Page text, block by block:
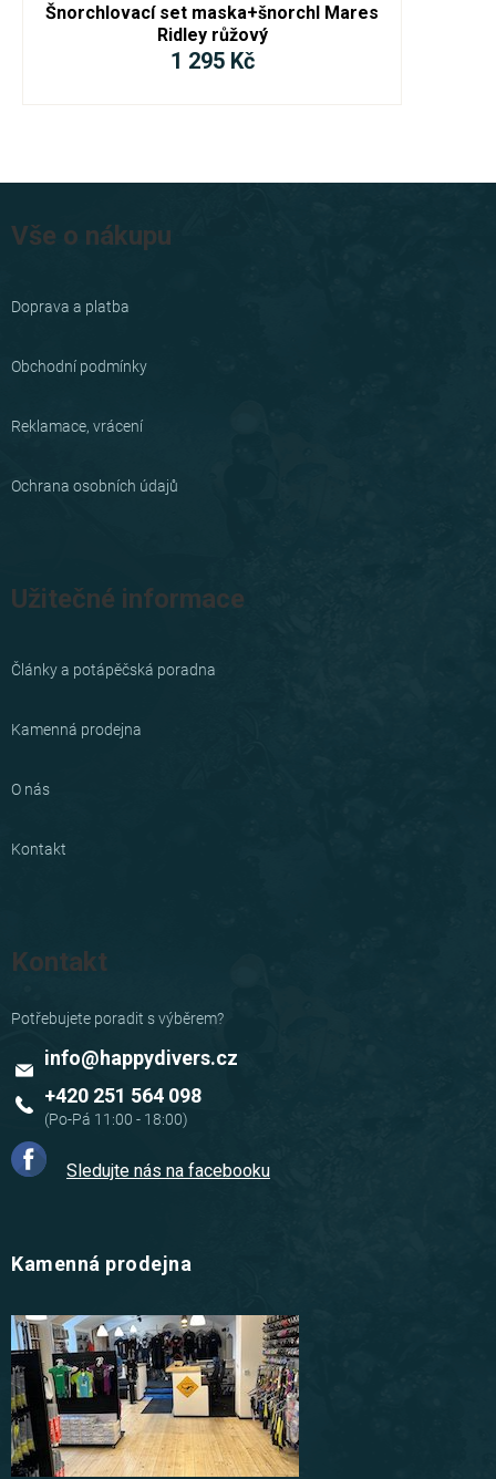
Šnorchlovací set maska+šnorchl Mares
Ridley růžový
1 295 Kč
á
a
Vše o nákupu
Doprava a platba
Obchodní podmínky
Reklamace, vrácení
Ochrana osobních údajů
Užitečné informace
Články a potápěčská poradna
Kamenná prodejna
O nás
Kontakt
Kontakt
info@happydivers.cz
+420 251 564 098
Sledujte nás na facebooku
Kamenná prodejna